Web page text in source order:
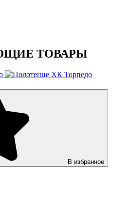
ТОВАРЫ
В избранное